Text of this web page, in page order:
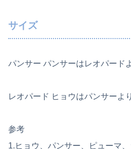
サイズ
パンサー パンサーはレオパード
レオパード ヒョウはパンサーよ
参考
1.ヒョウ、パンサー、ピューマ